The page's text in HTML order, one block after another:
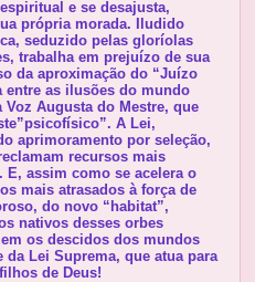
e se desajusta,
própria morada. Iludido
seduzido pelas gloríolas
trabalha em prejuízo de sua
da aproximação do “Juízo
entre as ilusões do mundo
Augusta do Mestre, que
A Lei,
aprimoramento por seleção,
recursos mais
E, assim como se acelera o
mais atrasados à força de
do novo “habitat”,
nativos desses orbes
os descidos dos mundos
Lei Suprema, que atua para
de Deus!